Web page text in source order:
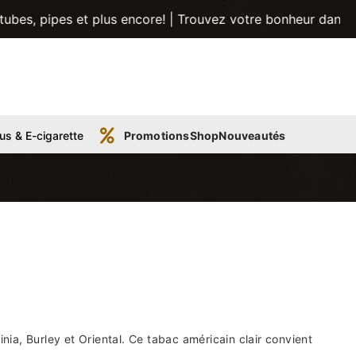
plus encore! | Trouvez votre bonheur dans la plus
& E-cigarette PromotionsShopNouveautés
Burley et Oriental. Ce tabac américain clair convient